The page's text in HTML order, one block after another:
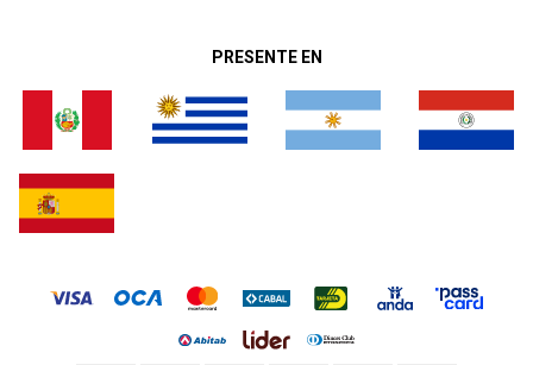
PRESENTE EN